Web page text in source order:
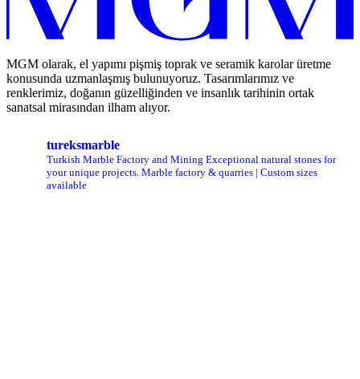
MGM olarak, el yapımı pişmiş toprak ve seramik karolar üretme
konusunda uzmanlaşmış bulunuyoruz. Tasarımlarımız ve
renklerimiz, doğanın güzelliğinden ve insanlık tarihinin ortak
sanatsal mirasından ilham alıyor.
tureksmarble
Turkish Marble Factory and Mining Exceptional natural stones for
your unique projects. Marble factory & quarries | Custom sizes
available